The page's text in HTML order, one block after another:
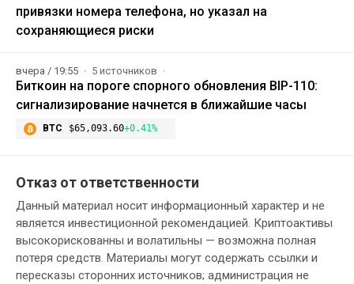
привязки номера телефона, но указал на
сохраняющиеся риски
вчера / 19:55 5 источников
Биткоин на пороге спорного обновления BIP-110:
сигнализирование начнется в ближайшие часы
BTC $65,093.60+0.41%
Отказ от ответственности
Данный материал носит информационный характер и не
является инвестиционной рекомендацией. Криптоактивы
высокорискованны и волатильны — возможна полная
потеря средств. Материалы могут содержать ссылки и
пересказы сторонних источников; администрация не